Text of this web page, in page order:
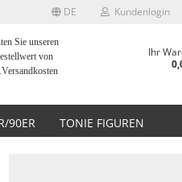
DE Kundenlogin
Sie unseren
von
Ihr
90ER TONIE FIGUREN